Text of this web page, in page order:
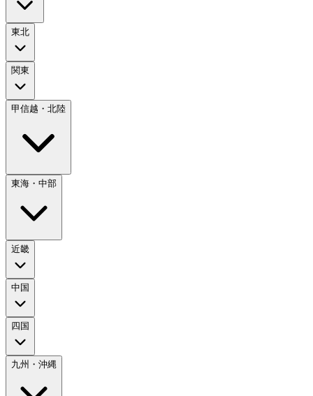
東北
関東
甲信越・北陸
東海・中部
近畿
中国
四国
九州・沖縄